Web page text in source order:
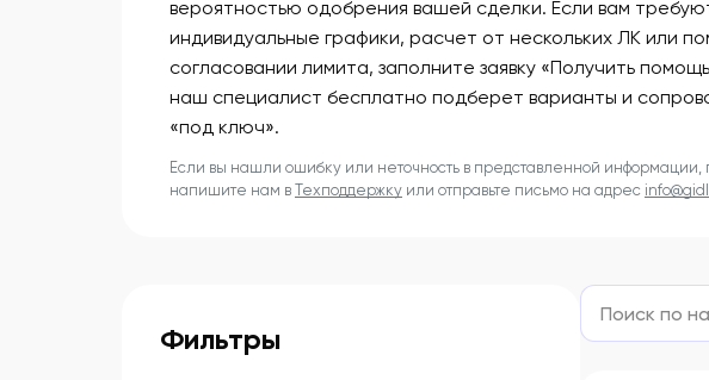
вероятностью одобрения вашей сделки. Если вам
индивидуальные графики, расчет от нескольких ЛК или
согласовании лимита, заполните заявку «Получить
наш специалист бесплатно подберет варианты и
«под ключ».
Если вы нашли ошибку или неточность в представленной информации,
напишите нам в Техподдержку или отправьте письмо на адрес
Фильтры